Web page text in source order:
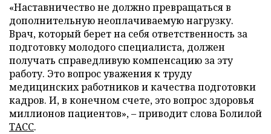
«Наставничество не должно превращаться в
дополнительную неоплачиваемую нагрузку.
Врач, который берет на себя ответственность за
подготовку молодого специалиста, должен
получать справедливую компенсацию за эту
работу. Это вопрос уважения к труду
медицинских работников и качества подготовки
кадров. И, в конечном счете, это вопрос здоровья
миллионов пациентов», – приводит слова Болилой
ТАСС.